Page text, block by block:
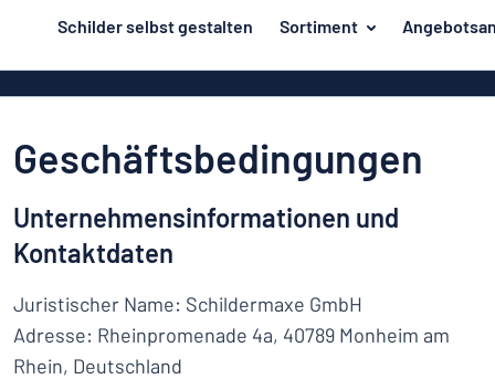
springen
Schilder selbst gestalten Sortiment
Haus und Heim
Kennzeichnung
Namensschilder
Aufkleber
Verkehr und Fahrzeuge
Bestseller
Material
Herstellung
Haus
und
Menü
entwerfen
Geschäftsbedingungen
Unternehmensinformationen und
Kontaktdaten
Juristischer Name: Schildermaxe GmbH
Adresse: Rheinpromenade 4a, 40789 Monheim am
Rhein, Deutschland